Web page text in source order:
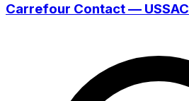
Carrefour Contact — USSAC